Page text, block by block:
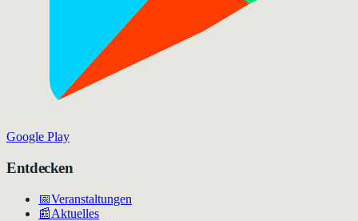
Google Play
Entdecken
📅Veranstaltungen
📰Aktuelles